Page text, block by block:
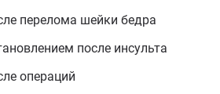
перелома шейки бедра
после инсульта
операций